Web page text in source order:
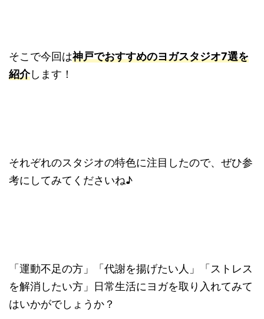
そこで今回は神戸でおすすめのヨガスタジオ7選を
紹介します！
それぞれのスタジオの特色に注目したので、ぜひ参
考にしてみてくださいね♪
「運動不足の方」「代謝を揚げたい人」「ストレス
を解消したい方」日常生活にヨガを取り入れてみて
はいかがでしょうか？